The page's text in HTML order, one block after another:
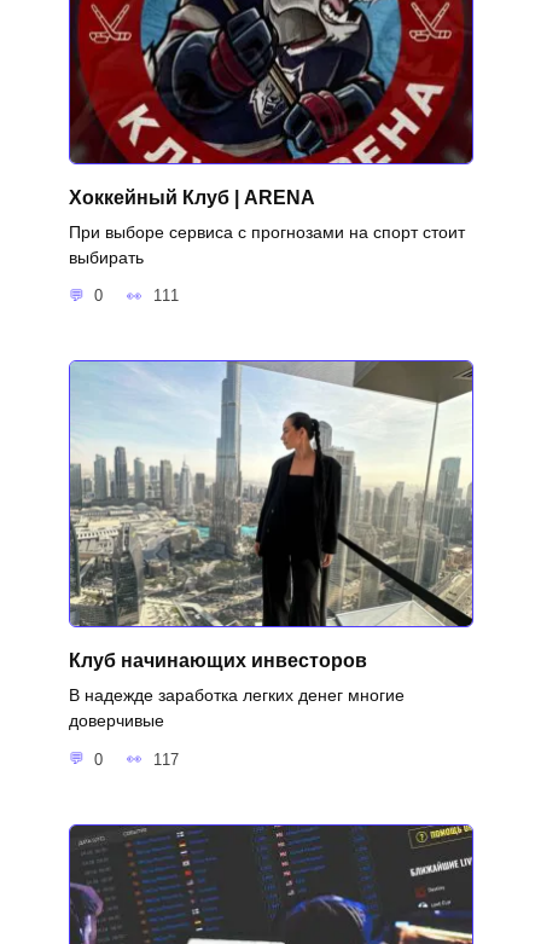
Хоккейный Клуб | ARENA
При выборе сервиса с прогнозами на спорт стоит
выбирать
0 111
Клуб начинающих инвесторов
В надежде заработка легких денег многие
доверчивые
0 117